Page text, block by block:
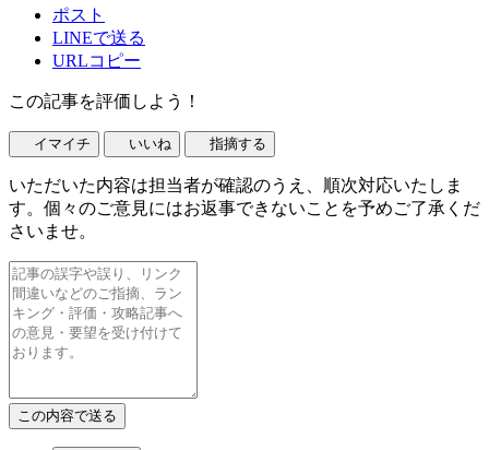
ポスト
LINEで送る
URLコピー
この記事を評価しよう！
イマイチ いいね 指摘する
いただいた内容は担当者が確認のうえ、順次対応いたしま
す。個々のご意見にはお返事できないことを予めご了承くだ
さいませ。